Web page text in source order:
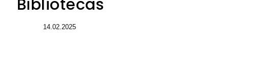
Bibliotecas
14.02.2025